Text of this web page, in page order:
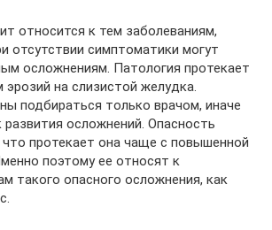
относится к тем заболеваниям,
отсутствии симптоматики могут
осложнениям. Патология протекает
на слизистой желудка.
подбираться только врачом, иначе
осложнений. Опасность
протекает она чаще с повышенной
поэтому ее относят к
такого опасного осложнения, как